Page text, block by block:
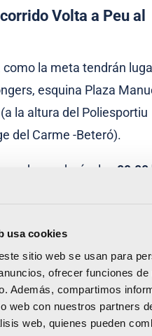
usa cookies
sitio web se usan para
ofrecer funciones
Además, compartimos
web con nuestros partners
web, quienes pueden
Volta a Peu al
como la meta tendrán
esquina Plaza
la altura del Poliesportiu
del Carme -Beteró).
se dará a las 09:00
con
en la modalidad de
por la fachada
las calles de Isabel